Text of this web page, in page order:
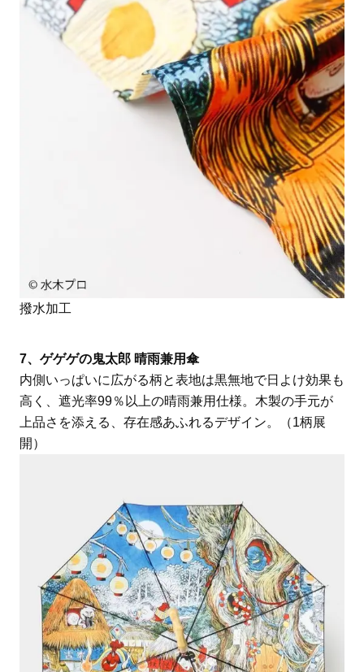
撥水加工
7、ゲゲゲの鬼太郎 晴雨兼用傘
内側いっぱいに広がる柄と表地は黒無地で日よけ効果も
高く、遮光率99％以上の晴雨兼用仕様。木製の手元が
上品さを添える、存在感あふれるデザイン。（1柄展
開）